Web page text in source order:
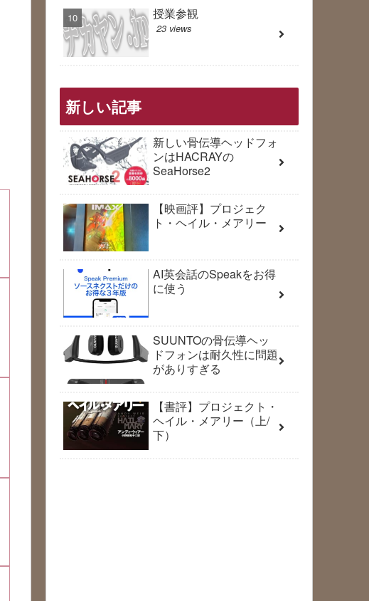
授業参観
23 views
新しい記事
新しい骨伝導ヘッドフォ
ンはHACRAYの
SeaHorse2
【映画評】プロジェク
ト・ヘイル・メアリー
AI英会話のSpeakをお得
に使う
SUUNTOの骨伝導ヘッ
ドフォンは耐久性に問題
がありすぎる
【書評】プロジェクト・
ヘイル・メアリー（上/
下）